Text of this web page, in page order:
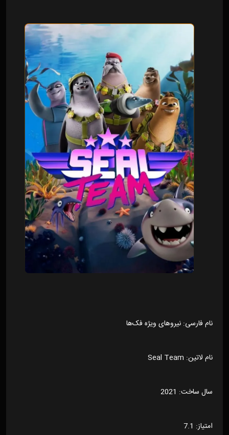
نام فارسی: نیروهای ویژه فک‌ها
نام لاتین: Seal Team
سال ساخت: 2021
امتیاز: 7.1